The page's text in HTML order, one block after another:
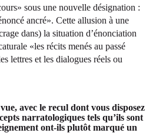
sous une nouvelle désignation :
ancré». Cette allusion à une
dans) la situation d’énonciation
«les récits menés au passé
lettres et les dialogues réels ou
avec le recul dont vous disposez
narratologiques tels qu’ils sont
ont-ils plutôt marqué un